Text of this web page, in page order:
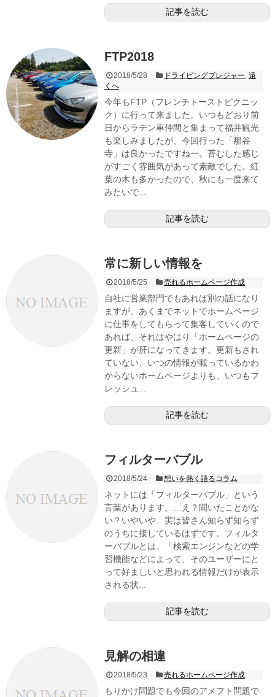
記事を読む
FTP2018
2018/5/28 ドライビングプレジャー,遠
くへ
今年もFTP（フレンチトーストピクニッ
ク）に行って来ました。いつもどおり前
日からラテン車仲間と集まって福井観光
も楽しみましたが、今回行った「那谷
寺」は良かったですねー。苔むした感じ
がすごく雰囲気があって素敵でした。紅
葉の木も多かったので、秋にも一度来て
みたいで...
記事を読む
常に新しい情報を
2018/5/25 売れるホームページ作成
自社に営業部門でもあれば別の話になり
ますが、あくまでネットでホームページ
に仕事をしてもらって集客していくので
あれば、それはやはり「ホームページの
更新」が肝になってきます。更新もされ
ていない、いつの情報が載っているかわ
からないホームページよりも、いつもフ
レッシュ...
記事を読む
フィルターバブル
2018/5/24 想いを熱く語るコラム
ネットには「フィルターバブル」という
言葉があります。…え？聞いたことがな
い？いやいや、実は皆さん知らず知らず
のうちに接しているはずです。フィルタ
ーバブルとは、「検索エンジンなどの学
習機能などによって、そのユーザーにと
って好ましいと思われる情報だけが表示
される状...
記事を読む
見解の相違
2018/5/23 売れるホームページ作成
もりかけ問題でも今回のアメフト問題で